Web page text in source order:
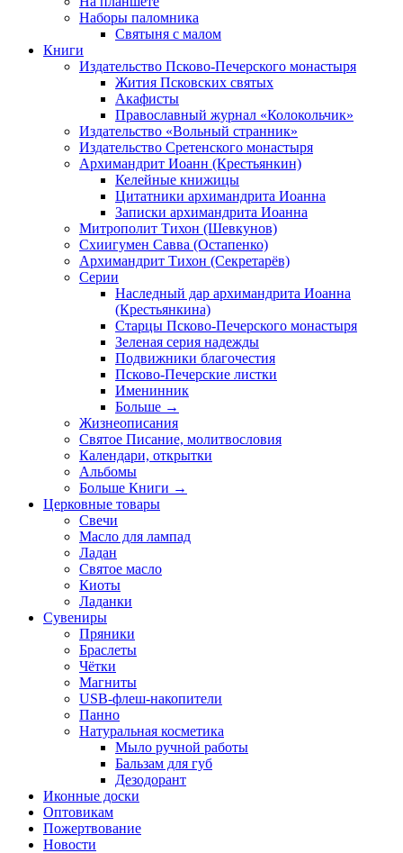
Наборы паломника
Святыня с малом
Книги
Издательство Псково-Печерского монастыря
Жития Псковских святых
Акафисты
Православный журнал «Колокольчик»
Издательство «Вольный странник»
Издательство Сретенского монастыря
Архимандрит Иоанн (Крестьянкин)
Келейные книжицы
Цитатники архимандрита Иоанна
Записки архимандрита Иоанна
Митрополит Тихон (Шевкунов)
Схиигумен Савва (Остапенко)
Архимандрит Тихон (Секретарёв)
Серии
Наследный дар архимандрита Иоанна
(Крестьянкина)
Старцы Псково-Печерского монастыря
Зеленая серия надежды
Подвижники благочестия
Псково-Печерские листки
Именинник
Больше →
Жизнеописания
Святое Писание, молитвословия
Календари, открытки
Альбомы
Больше Книги →
Церковные товары
Свечи
Масло для лампад
Ладан
Святое масло
Киоты
Ладанки
Сувениры
Пряники
Браслеты
Чётки
Магниты
USB-флеш-накопители
Панно
Натуральная косметика
Мыло ручной работы
Бальзам для губ
Дезодорант
Иконные доски
Оптовикам
Пожертвование
Новости